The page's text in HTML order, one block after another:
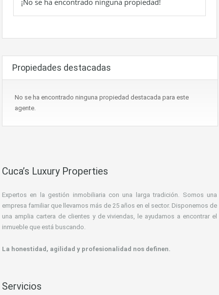
¡No se ha encontrado ninguna propiedad!
Propiedades destacadas
No se ha encontrado ninguna propiedad destacada para este
agente.
Cuca’s Luxury Properties
Expertos en la gestión inmobiliaria con una larga tradición. Somos una
empresa familiar que llevamos más de 25 años en el sector. Disponemos de
una amplia cartera de clientes y de viviendas, le ayudamos a encontrar el
inmueble que está buscando.
La honestidad, agilidad y profesionalidad nos definen.
Servicios